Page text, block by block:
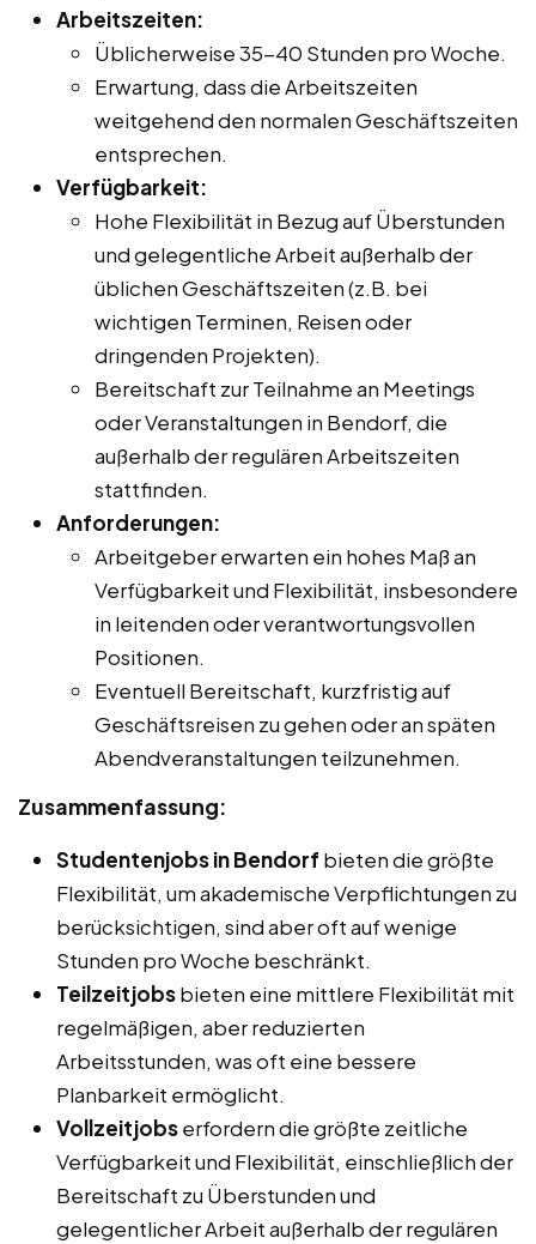
Arbeitszeiten:
Üblicherweise 35-40 Stunden pro Woche.
Erwartung, dass die Arbeitszeiten
weitgehend den normalen Geschäftszeiten
entsprechen.
Verfügbarkeit:
Hohe Flexibilität in Bezug auf Überstunden
und gelegentliche Arbeit außerhalb der
üblichen Geschäftszeiten (z.B. bei
wichtigen Terminen, Reisen oder
dringenden Projekten).
Bereitschaft zur Teilnahme an Meetings
oder Veranstaltungen in Bendorf, die
außerhalb der regulären Arbeitszeiten
stattfinden.
Anforderungen:
Arbeitgeber erwarten ein hohes Maß an
Verfügbarkeit und Flexibilität, insbesondere
in leitenden oder verantwortungsvollen
Positionen.
Eventuell Bereitschaft, kurzfristig auf
Geschäftsreisen zu gehen oder an späten
Abendveranstaltungen teilzunehmen.
Zusammenfassung:
Studentenjobs in Bendorf bieten die größte
Flexibilität, um akademische Verpflichtungen zu
berücksichtigen, sind aber oft auf wenige
Stunden pro Woche beschränkt.
Teilzeitjobsbieten eine mittlere Flexibilität mit
regelmäßigen, aber reduzierten
Arbeitsstunden, was oft eine bessere
Planbarkeit ermöglicht.
Vollzeitjobserfordern die größte zeitliche
Verfügbarkeit und Flexibilität, einschließlich der
Bereitschaft zu Überstunden und
gelegentlicher Arbeit außerhalb der regulären